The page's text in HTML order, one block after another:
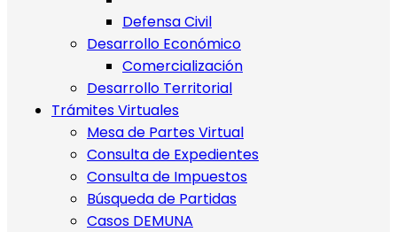
Defensa Civil
Desarrollo Económico
Comercialización
Desarrollo Territorial
Trámites Virtuales
Mesa de Partes Virtual
Consulta de Expedientes
Consulta de Impuestos
Búsqueda de Partidas
Casos DEMUNA